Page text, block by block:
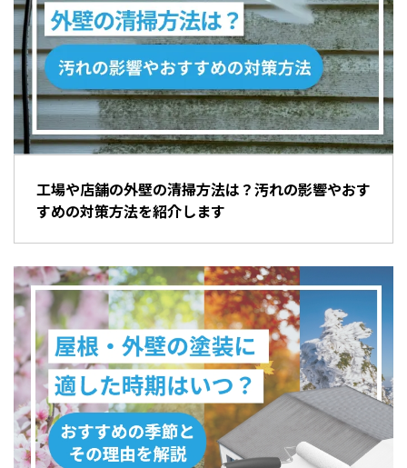
工場や店舗の外壁の清掃方法は？汚れの影響やおす
すめの対策方法を紹介します